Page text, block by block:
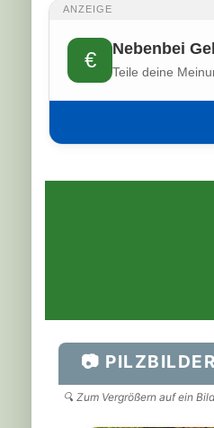
ANZEIGE
€ Nebenbei
Teile deine
📷 PILZBILDER
🔍 Zum Vergrößern auf ein